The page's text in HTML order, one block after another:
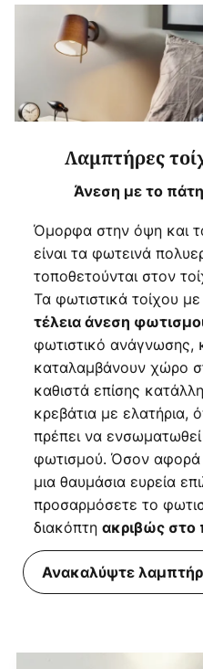
Λαμπτήρες
Άνεση με το
Όμορφα στην όψη και
είναι τα φωτεινά
τοποθετούνται στον
Τα φωτιστικά τοίχου
τέλεια άνεση
φωτιστικό ανάγνωσης,
καταλαμβάνουν χώρο
καθιστά επίσης
κρεβάτια με ελατήρια,
πρέπει να
φωτισμού. Όσον αφορά
μια θαυμάσια ευρεία
προσαρμόσετε το
διακόπτη ακριβώς στο
Ανακαλύψτε